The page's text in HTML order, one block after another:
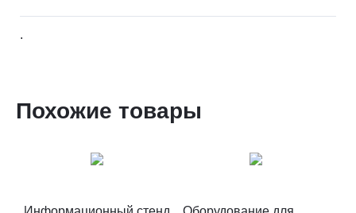
.
Похожие товары